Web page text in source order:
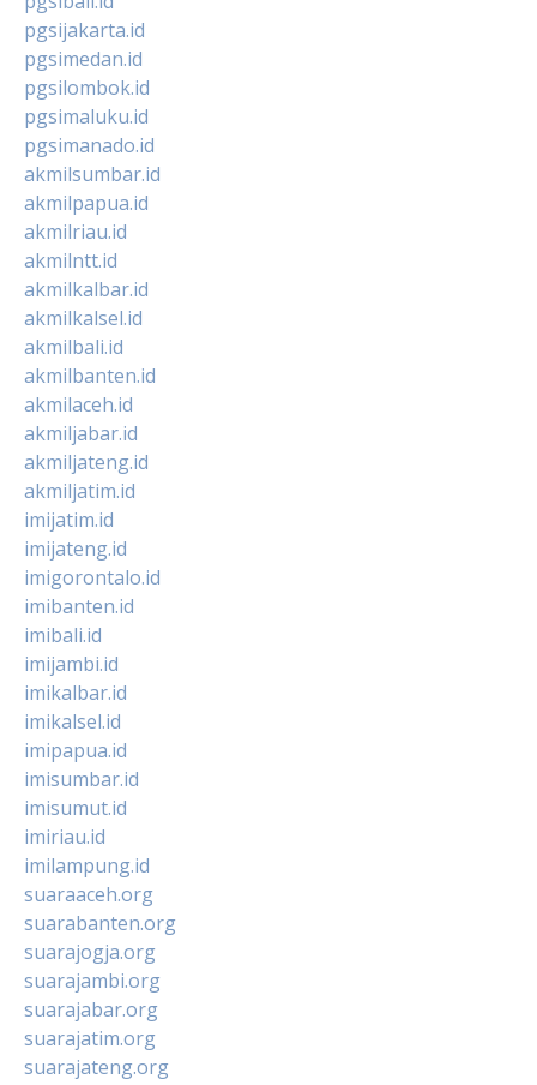
pgsijakarta.id
pgsimedan.id
pgsilombok.id
pgsimaluku.id
pgsimanado.id
akmilsumbar.id
akmilpapua.id
akmilriau.id
akmilntt.id
akmilkalbar.id
akmilkalsel.id
akmilbali.id
akmilbanten.id
akmilaceh.id
akmiljabar.id
akmiljateng.id
akmiljatim.id
imijatim.id
imijateng.id
imigorontalo.id
imibanten.id
imibali.id
imijambi.id
imikalbar.id
imikalsel.id
imipapua.id
imisumbar.id
imisumut.id
imiriau.id
imilampung.id
suaraaceh.org
suarabanten.org
suarajogja.org
suarajambi.org
suarajabar.org
suarajatim.org
suarajateng.org